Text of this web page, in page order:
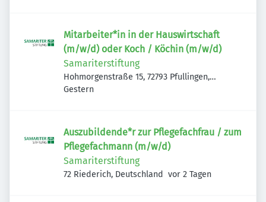
Mitarbeiter*in in der Hauswirtschaft
(m/w/d) oder Koch / Köchin (m/w/d)
Samariterstiftung
Hohmorgenstraße 15, 72793 Pfullingen,
Deutschland
Veröffentlicht
Gestern
Auszubildende*r zur Pflegefachfrau / zum
Pflegefachmann (m/w/d)
Samariterstiftung
72 Riederich, Deutschland Veröffentlicht
vor 2 Tagen